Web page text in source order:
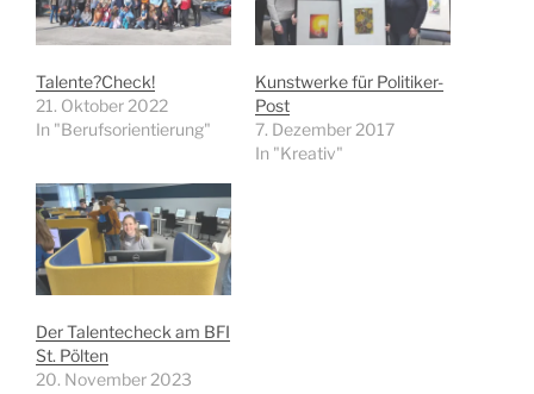
Talente?Check!
21. Oktober 2022
In "Berufsorientierung"
Kunstwerke für Politiker-
Post
7. Dezember 2017
In "Kreativ"
Der Talentecheck am BFI
St. Pölten
20. November 2023